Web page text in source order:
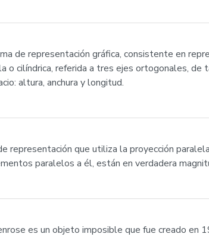
de representación gráfica, consistente en
o cilíndrica, referida a tres ejes ortogonales, de
altura, anchura y longitud.
representación que utiliza la proyección
paralelos a él, están en verdadera
es un objeto imposible que fue creado en